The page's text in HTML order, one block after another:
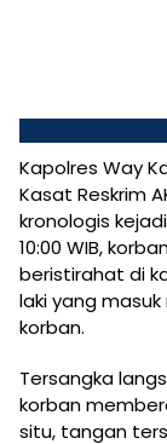
Kapolres Way
Kasat Reskrim
kronologis
10:00 WIB,
beristirahat di
laki yang
korban.
Tersangka
korban
situ, tangan